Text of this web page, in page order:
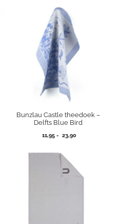
Bunzlau Castle theedoek –
Delfts Blue Bird
11,95 - 23,90Prijsklasse: